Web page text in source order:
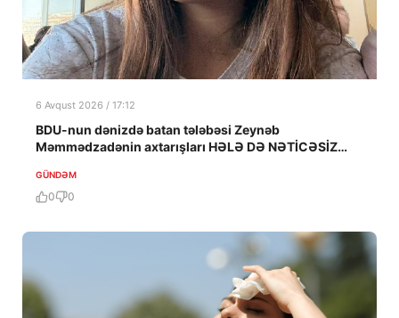
6 Avqust 2026 / 17:12
BDU-nun dənizdə batan tələbəsi Zeynəb
Məmmədzadənin axtarışları HƏLƏ DƏ NƏTİCƏSİZ
GÜNDƏM
0 0